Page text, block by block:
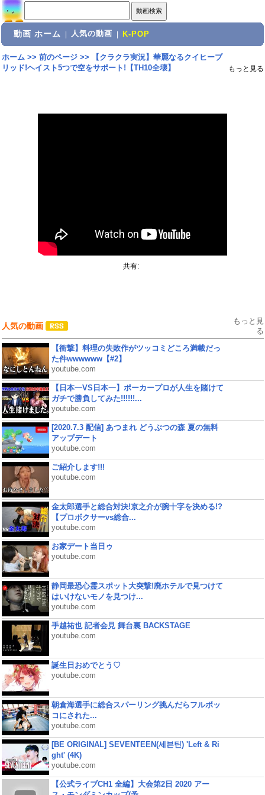
動画 ホーム 人気の動画 K-POP
ホーム>> 前のページ>>
【クラクラ実況】華麗なるクイヒーブ
リッド!ヘイスト5つで空をサポート!【TH10全壊】
もっと見る
共有:
人気の動画
もっと見
る
【衝撃】料理の失敗作がツッコミどころ満載だっ
た件wwwwww【#2】
youtube.com
【日本一VS日本一】ポーカープロが人生を賭けて
ガチで勝負してみた!!!!!!...
youtube.com
[2020.7.3 配信] あつまれ どうぶつの森 夏の無料
アップデート
youtube.com
ご紹介します!!!
youtube.com
金太郎選手と総合対決!京之介が腕十字を決める!?
【プロボクサーvs総合...
youtube.com
お家デート当日ゥ
youtube.com
静岡最恐心霊スポット大突撃!廃ホテルで見つけて
はいけないモノを見つけ...
youtube.com
手越祐也 記者会見 舞台裏 BACKSTAGE
youtube.com
誕生日おめでとう♡
youtube.com
朝倉海選手に総合スパーリング挑んだらフルボッ
コにされた...
youtube.com
[BE ORIGINAL] SEVENTEEN(세븐틴) 'Left & Ri
ght' (4K)
youtube.com
【公式ライブCH1 全編】大会第2日 2020 アー